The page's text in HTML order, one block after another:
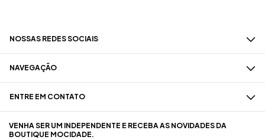
NOSSAS REDES SOCIAIS
NAVEGAÇÃO
ENTRE EM CONTATO
VENHA SER UM INDEPENDENTE E RECEBA AS NOVIDADES DA
BOUTIQUE MOCIDADE.